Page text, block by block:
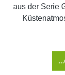
aus der Serie